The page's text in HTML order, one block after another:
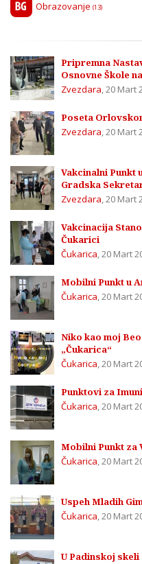
Obrazovanje (13)
Pripremna
Osnovne Škole
Zvezdara,20 Mart
Poseta
Zvezdara,20 Mart
Vakcinalni Punkt
Gradska
Zvezdara,20 Mart
Vakcinacija
Čukarici
Čukarica,20 Mart
Mobilni Punkt u
Čukarica,20 Mart
Niko kao moj
„Čukarica“
Čukarica,20 Mart
Punktovi za
Čukarica,20 Mart
Mobilni Punkt za
Čukarica,20 Mart
Uspeh Mladih
Čukarica,20 Mart
U Padinskoj